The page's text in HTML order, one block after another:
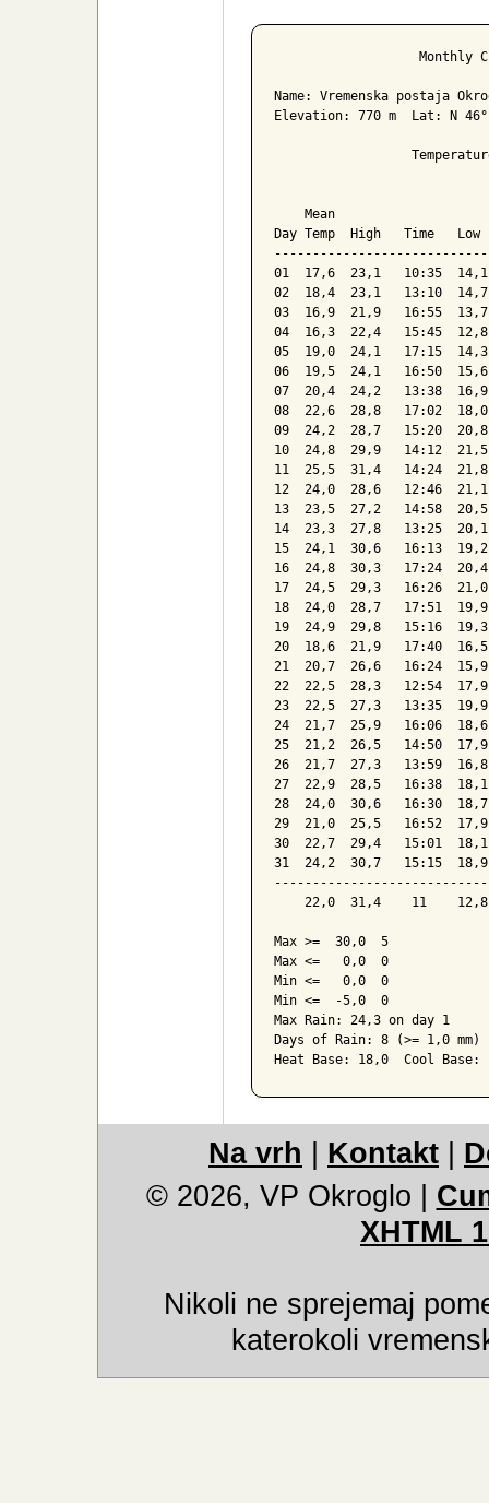
Poročilo za
Monthly
Elevation: 770 m  Lat: N
Mean
Day Temp  High   Time
01  17,6  23,1   10:35
02  18,4  23,1   13:10
03  16,9  21,9   16:55
04  16,3  22,4   15:45
05  19,0  24,1   17:15
06  19,5  24,1   16:50
07  20,4  24,2   13:38
08  22,6  28,8   17:02
09  24,2  28,7   15:20
10  24,8  29,9   14:12
11  25,5  31,4   14:24
12  24,0  28,6   12:46
13  23,5  27,2   14:58
14  23,3  27,8   13:25
15  24,1  30,6   16:13
16  24,8  30,3   17:24
17  24,5  29,3   16:26
18  24,0  28,7   17:51
19  24,9  29,8   15:16
20  18,6  21,9   17:40
21  20,7  26,6   16:24
22  22,5  28,3   12:54
23  22,5  27,3   13:35
24  21,7  25,9   16:06
25  21,2  26,5   14:50
26  21,7  27,3   13:59
27  22,9  28,5   16:38
28  24,0  30,6   16:30
29  21,0  25,5   16:52
30  22,7  29,4   15:01
31  24,2  30,7   15:15
22,0  31,4    11
Max >=  30,0  5
Max <=   0,0  0
Min <=   0,0  0
Min <=  -5,0  0
Max Rain: 24,3 on day 1
Heat Base: 18,0  Cool
Na vrh |Kontakt |
© 2026, VP Okroglo|
Nikoli ne sprejemaj
katerokoli